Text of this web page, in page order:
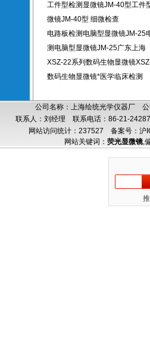
工件型检测显微镜JM-40型工件
微镜JM-40型 细微检查
电路板检测电脑型显微镜JM-25
测电脑型显微镜JM-25广东上海
XSZ-22系列数码生物显微镜
数码生物显微镜*医学临床检测
公司名称：上海绘统光学仪器厂
联系人：刘经理 联系电话：86-21-
网站访问统计：237527 备案号：沪
网站关键词： 荧光显微镜,